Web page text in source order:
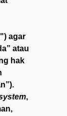
agar
atau
hak
,